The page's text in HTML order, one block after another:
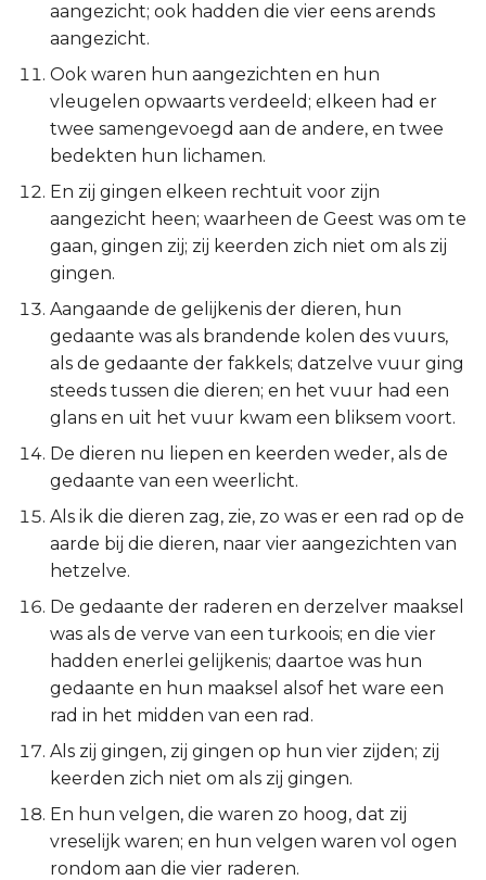
2 Johannes
3 Johannes
Judas
Openbaring
aangezicht; ook hadden die vier eens arends
aangezicht.
Ook waren hun aangezichten en hun
vleugelen opwaarts verdeeld; elkeen had er
twee samengevoegd aan de andere, en twee
bedekten hun lichamen.
En zij gingen elkeen rechtuit voor zijn
aangezicht heen; waarheen de Geest was om te
gaan, gingen zij; zij keerden zich niet om als zij
gingen.
Aangaande de gelijkenis der dieren, hun
gedaante was als brandende kolen des vuurs,
als de gedaante der fakkels; datzelve vuur ging
steeds tussen die dieren; en het vuur had een
glans en uit het vuur kwam een bliksem voort.
De dieren nu liepen en keerden weder, als de
gedaante van een weerlicht.
Als ik die dieren zag, zie, zo was er een rad op de
aarde bij die dieren, naar vier aangezichten van
hetzelve.
De gedaante der raderen en derzelver maaksel
was als de verve van een turkoois; en die vier
hadden enerlei gelijkenis; daartoe was hun
gedaante en hun maaksel alsof het ware een
rad in het midden van een rad.
Als zij gingen, zij gingen op hun vier zijden; zij
keerden zich niet om als zij gingen.
En hun velgen, die waren zo hoog, dat zij
vreselijk waren; en hun velgen waren vol ogen
rondom aan die vier raderen.